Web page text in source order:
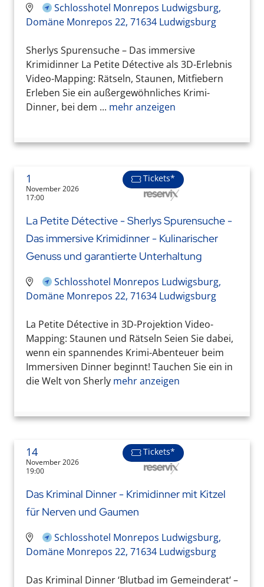
Schlosshotel Monrepos Ludwigsburg,
Domäne Monrepos 22, 71634 Ludwigsburg
Sherlys Spurensuche – Das immersive
Krimidinner La Petite Détective als 3D-Erlebnis
Video-Mapping: Rätseln, Staunen, Mitfiebern
Erleben Sie ein außergewöhnliches Krimi-
Dinner, bei dem ... mehr anzeigen
1
November 2026
17:00
Tickets*
La Petite Détective - Sherlys Spurensuche -
Das immersive Krimidinner - Kulinarischer
Genuss und garantierte Unterhaltung
Schlosshotel Monrepos Ludwigsburg,
Domäne Monrepos 22, 71634 Ludwigsburg
La Petite Détective in 3D-Projektion Video-
Mapping: Staunen und Rätseln Seien Sie dabei,
wenn ein spannendes Krimi-Abenteuer beim
Immersiven Dinner beginnt! Tauchen Sie ein in
die Welt von Sherly mehr anzeigen
14
November 2026
19:00
Tickets*
Das Kriminal Dinner - Krimidinner mit Kitzel
für Nerven und Gaumen
Schlosshotel Monrepos Ludwigsburg,
Domäne Monrepos 22, 71634 Ludwigsburg
Das Kriminal Dinner ‘Blutbad im Gemeinderat‘ –